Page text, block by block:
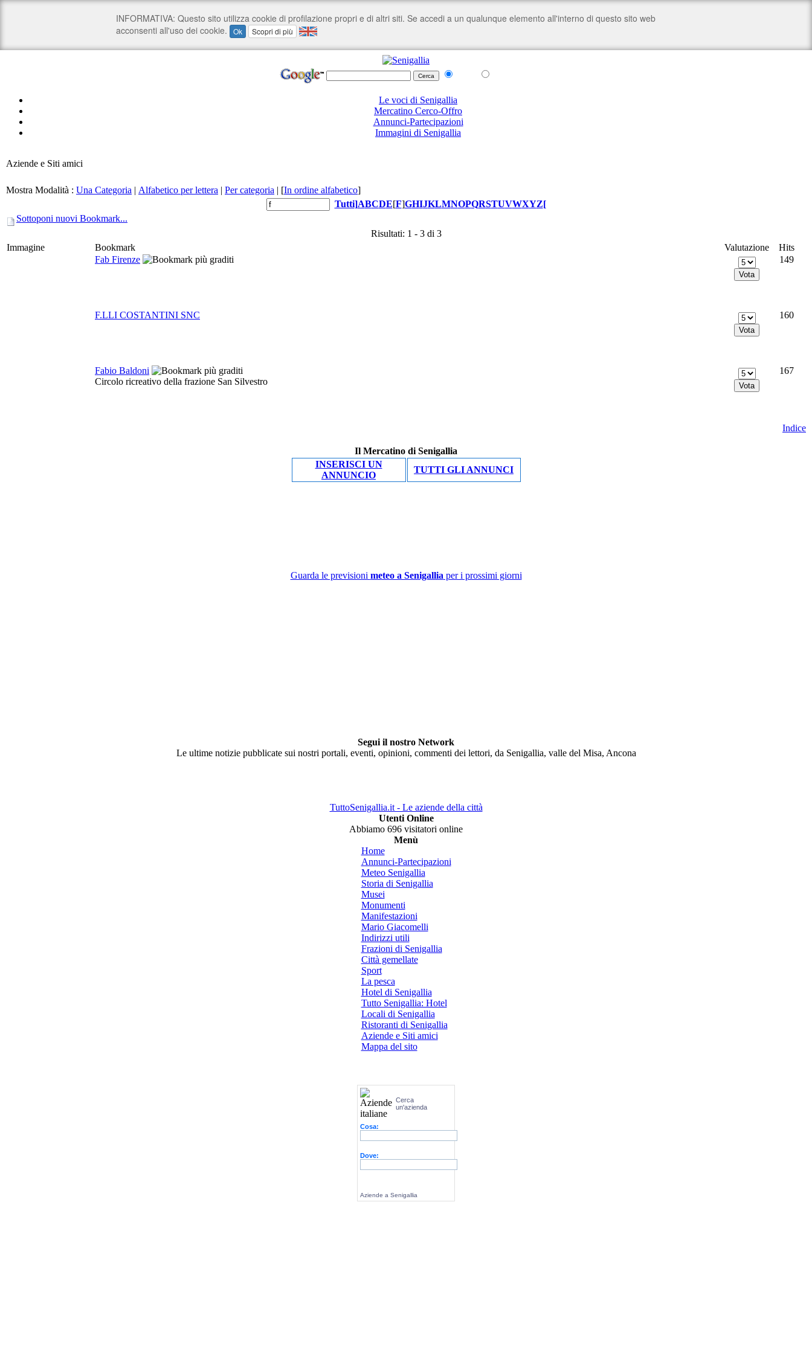
Le voci di Senigallia
Mercatino Cerco-Offro
Annunci-Partecipazioni
Immagini di Senigallia
Aziende e Siti amici
Mostra Modalità : Una Categoria | Alfabetico per lettera | Per categoria | [In ordine alfabetico]
Tutti]ABCDE[F]GHIJKLMNOPQRSTUVWXYZ[
Sottoponi nuovi Bookmark...
Risultati: 1 - 3 di 3
Immagine
Bookmark Valutazione
Hits
Fab Firenze
149
F.LLI COSTANTINI SNC 160
Fabio Baldoni
Circolo ricreativo della frazione San Silvestro
167
Indice
Il Mercatino di Senigallia
INSERISCI UN
ANNUNCIO
TUTTI GLI ANNUNCI
Guarda le previsioni meteo a Senigallia per i prossimi giorni
Segui il nostro Network
Le ultime notizie pubblicate sui nostri portali, eventi, opinioni, commenti dei lettori, da Senigallia, valle del Misa, Ancona
TuttoSenigallia.it - Le aziende della città
Utenti Online
Abbiamo 696 visitatori online
Menù
Home
Annunci-Partecipazioni
Meteo Senigallia
Storia di Senigallia
Musei
Monumenti
Manifestazioni
Mario Giacomelli
Indirizzi utili
Frazioni di Senigallia
Città gemellate
Sport
La pesca
Hotel di Senigallia
Tutto Senigallia: Hotel
Locali di Senigallia
Ristoranti di Senigallia
Aziende e Siti amici
Mappa del sito
Cerca
un'azienda
Cosa:
Dove:
Aziende a Senigallia